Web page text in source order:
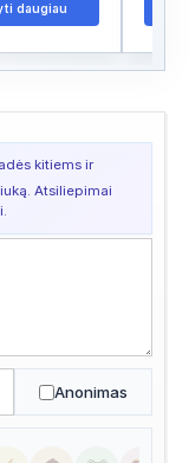
daugiau
kitiems ir
Atsiliepimai
Anonimas